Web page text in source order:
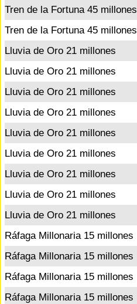
Tren de la Fortuna 45 millones
Tren de la Fortuna 45 millones
Lluvia de Oro 21 millones
Lluvia de Oro 21 millones
Lluvia de Oro 21 millones
Lluvia de Oro 21 millones
Lluvia de Oro 21 millones
Lluvia de Oro 21 millones
Lluvia de Oro 21 millones
Lluvia de Oro 21 millones
Lluvia de Oro 21 millones
Ráfaga Millonaria 15 millones
Ráfaga Millonaria 15 millones
Ráfaga Millonaria 15 millones
Ráfaga Millonaria 15 millones